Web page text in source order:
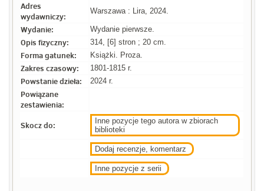
Adres
wydawniczy:
Warszawa : Lira, 2024.
Wydanie: Wydanie pierwsze.
Opis fizyczny: 314, [6] stron ; 20 cm.
Forma gatunek: Książki. Proza.
Zakres czasowy: 1801-1815 r.
Powstanie dzieła: 2024 r.
Powiązane
zestawienia:
Skocz do:
Inne pozycje tego autora w zbiorach
biblioteki
Dodaj recenzje, komentarz
Inne pozycje z serii